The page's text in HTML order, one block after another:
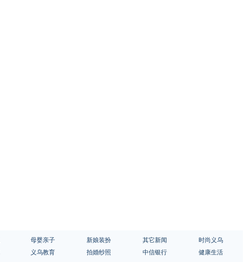
母婴亲子 新娘装扮 其它新闻
时尚义乌
义乌教育 拍婚纱照 中信银行 健康生活